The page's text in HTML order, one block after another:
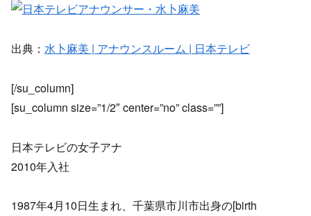
出典： 水卜麻美 | アナウンスルーム | 日本テレビ
[/su_column]
[su_column size=”1/2″ center=”no” class=””]
日本テレビの女子アナ
2010年入社
1987年4月10日生まれ、千葉県市川市出身の[birth